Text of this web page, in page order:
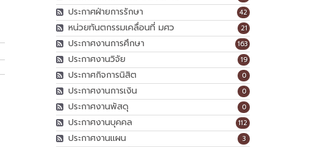
42
ประกาศฝ่ายการรักษา
21
หน่วยทันตกรรมเคลื่อนที่ มศว
163
ประกาศงานการศึกษา
19
ประกาศงานวิจัย
0
ประกาศกิจการนิสิต
0
ประกาศงานการเงิน
0
ประกาศงานพัสดุ
112
ประกาศงานบุคคล
3
ประกาศงานแผน